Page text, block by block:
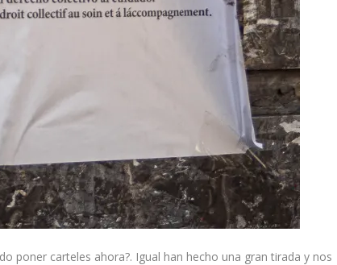
poner carteles ahora?. Igual han hecho una gran tirada y nos